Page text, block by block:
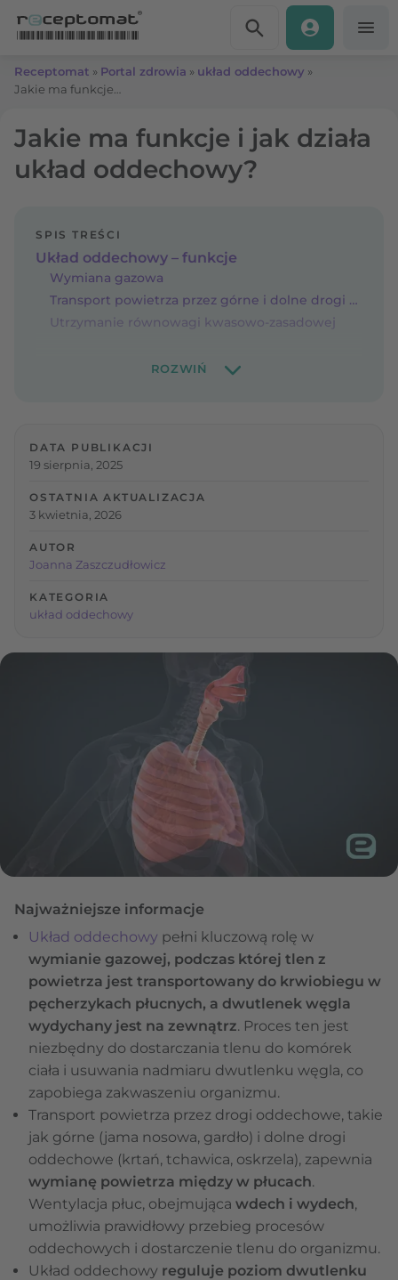
Receptomat » Portal zdrowia » układ oddechowy »
Jakie ma funkcje i jak działa
układ oddechowy?
SPIS TREŚCI
Układ oddechowy – funkcje
Wymiana gazowa
Transport powietrza przez górne i dolne drogi oddechowe
Utrzymanie równowagi kwasowo-zasadowej
DATA PUBLIKACJI
19 sierpnia, 2025
OSTATNIA AKTUALIZACJA
3 kwietnia, 2026
AUTOR
Joanna Zaszczudłowicz
KATEGORIA
układ oddechowy
Najważniejsze informacje
Układ oddechowy pełni kluczową rolę w
wymianie gazowej, podczas której tlen z
powietrza jest transportowany do krwiobiegu w
pęcherzykach płucnych, a dwutlenek węgla
wydychany jest na zewnątrz. Proces ten jest
niezbędny do dostarczania tlenu do komórek
ciała i usuwania nadmiaru dwutlenku węgla, co
zapobiega zakwaszeniu organizmu.
Transport powietrza przez drogi oddechowe, takie
jak górne (jama nosowa, gardło) i dolne drogi
oddechowe (krtań, tchawica, oskrzela), zapewnia
wymianę powietrza między w płucach.
Wentylacja płuc, obejmująca wdech i wydech,
umożliwia prawidłowy przebieg procesów
oddechowych i dostarczenie tlenu do organizmu.
Układ oddechowy reguluje poziom dwutlenku